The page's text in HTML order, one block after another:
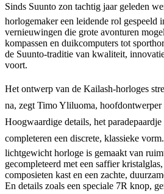
Sinds Suunto zon tachtig jaar geleden
horlogemaker een leidende rol gespeeld
vernieuwingen die grote avonturen
kompassen en duikcomputers tot
de Suunto-traditie van kwaliteit,
voort.
Het ontwerp van de Kailash-horloges
na, zegt Timo Yliluoma,
Hoogwaardige details, het
completeren een discrete, klassieke
lichtgewicht horloge is gemaakt van
gecompleteerd met een saffier
composieten kast en een zachte,
En details zoals een speciale 7R knop,